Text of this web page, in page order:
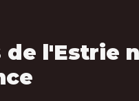
l'Estrie